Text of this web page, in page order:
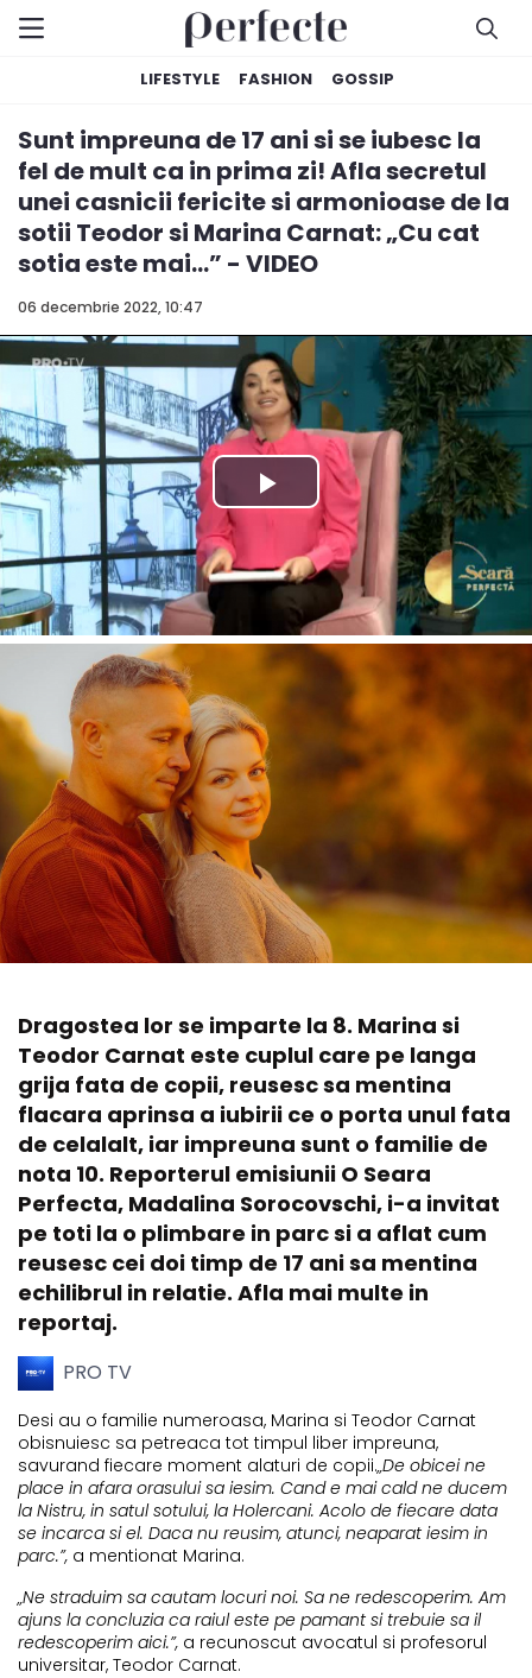
LIFESTYLE FASHION GOSSIP
06 decembrie 2022, 10:47
Sunt impreuna de 17 ani si se iubesc la
fel de mult ca in prima zi! Afla secretul
unei casnicii fericite si armonioase de la
sotii Teodor si Marina Carnat: „Cu cat
sotia este mai...” - VIDEO
Dragostea lor se imparte la 8. Marina si
Teodor Carnat este cuplul care pe langa
grija fata de copii, reusesc sa mentina
flacara aprinsa a iubirii ce o porta unul fata
de celalalt, iar impreuna sunt o familie de
nota 10. Reporterul emisiunii O Seara
Perfecta, Madalina Sorocovschi, i-a invitat
pe toti la o plimbare in parc si a aflat cum
reusesc cei doi timp de 17 ani sa mentina
echilibrul in relatie. Afla mai multe in
reportaj.
PRO TV
Desi au o familie numeroasa, Marina si Teodor Carnat
obisnuiesc sa petreaca tot timpul liber impreuna,
savurand fiecare moment alaturi de copii.„De obicei ne
place in afara orasului sa iesim. Cand e mai cald ne ducem
la Nistru, in satul sotului, la Holercani. Acolo de fiecare data
se incarca si el. Daca nu reusim, atunci, neaparat iesim in
parc.”, a mentionat Marina.
„Ne straduim sa cautam locuri noi. Sa ne redescoperim. Am
ajuns la concluzia ca raiul este pe pamant si trebuie sa il
redescoperim aici.”, a recunoscut avocatul si profesorul
universitar, Teodor Carnat.